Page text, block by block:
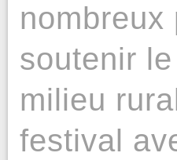
nombreux
soutenir
milieu
festival